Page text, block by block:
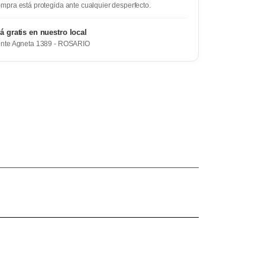
está protegida ante cualquier desperfecto.
gratis en nuestro local
Agneta 1389 - ROSARIO